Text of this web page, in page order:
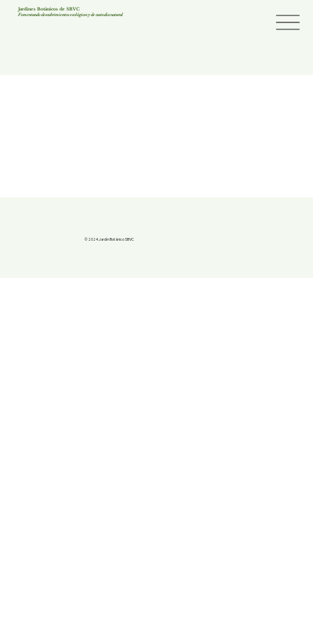
Jardines Botánicos de SBVC
Fomentando descubrimientos ecológicos y de custodia natural
© 2024 Jardín Botánico SBVC